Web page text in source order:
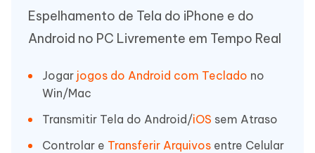
Espelhamento de Tela do iPhone e do
Android no PC Livremente em Tempo Real
Jogar jogos do Android com Teclado no
Win/Mac
Transmitir Tela do Android/iOS sem Atraso
Controlar e Transferir Arquivos entre Celular